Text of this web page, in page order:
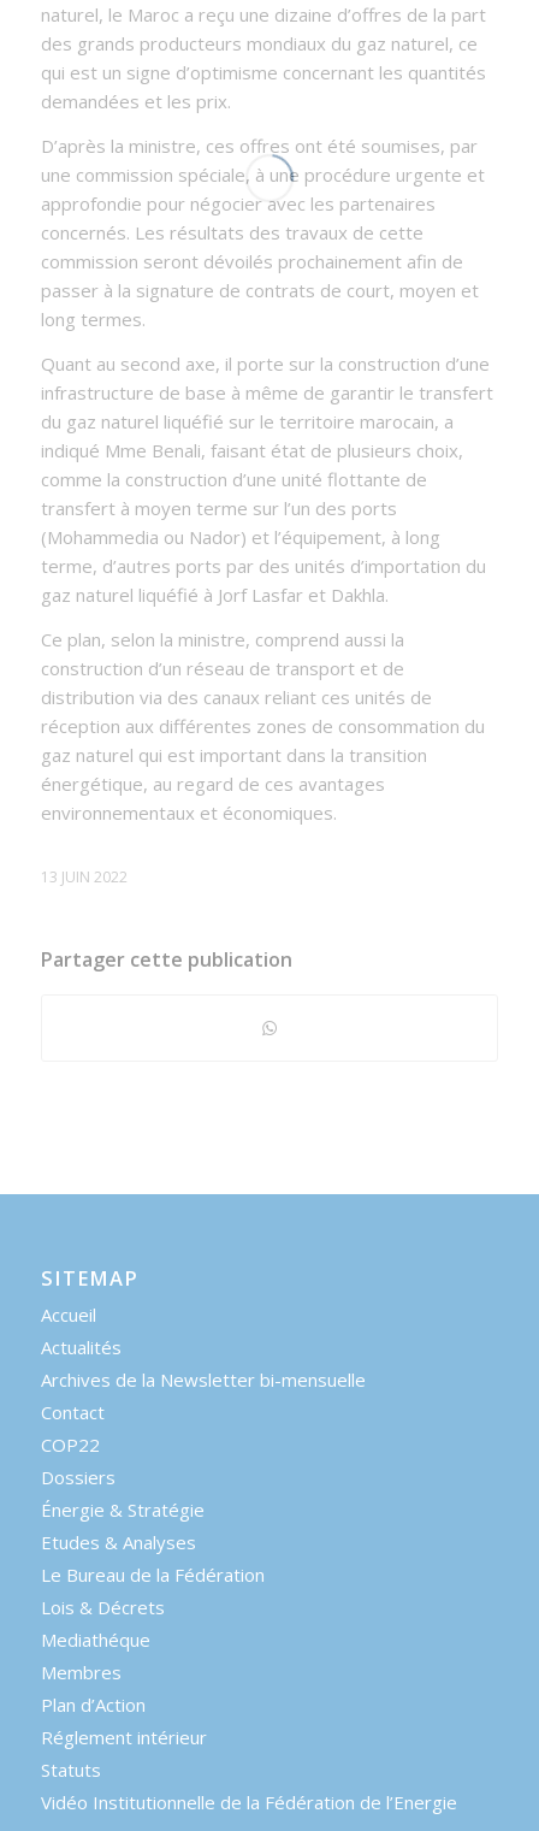
naturel, le Maroc a reçu une dizaine d’offres de la part
des grands producteurs mondiaux du gaz naturel, ce
qui est un signe d’optimisme concernant les quantités
demandées et les prix.
D’après la ministre, ces offres ont été soumises, par
une commission spéciale, à une procédure urgente et
approfondie pour négocier avec les partenaires
concernés. Les résultats des travaux de cette
commission seront dévoilés prochainement afin de
passer à la signature de contrats de court, moyen et
long termes.
Quant au second axe, il porte sur la construction d’une
infrastructure de base à même de garantir le transfert
du gaz naturel liquéfié sur le territoire marocain, a
indiqué Mme Benali, faisant état de plusieurs choix,
comme la construction d’une unité flottante de
transfert à moyen terme sur l’un des ports
(Mohammedia ou Nador) et l’équipement, à long
terme, d’autres ports par des unités d’importation du
gaz naturel liquéfié à Jorf Lasfar et Dakhla.
Ce plan, selon la ministre, comprend aussi la
construction d’un réseau de transport et de
distribution via des canaux reliant ces unités de
réception aux différentes zones de consommation du
gaz naturel qui est important dans la transition
énergétique, au regard de ces avantages
environnementaux et économiques.
13 JUIN 2022
Partager cette publication
SITEMAP
Accueil
Actualités
Archives de la Newsletter bi-mensuelle
Contact
COP22
Dossiers
Énergie & Stratégie
Etudes & Analyses
Le Bureau de la Fédération
Lois & Décrets
Mediathéque
Membres
Plan d’Action
Réglement intérieur
Statuts
Vidéo Institutionnelle de la Fédération de l’Energie